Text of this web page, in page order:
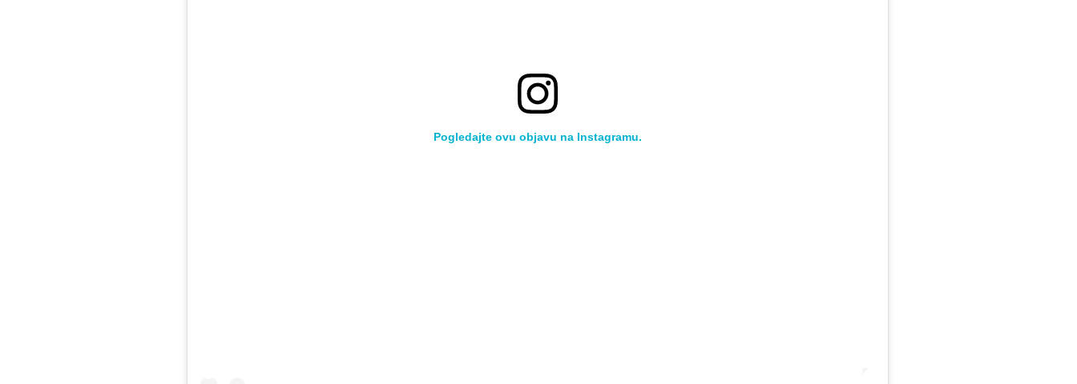
Pogledajte ovu objavu na Instagramu.